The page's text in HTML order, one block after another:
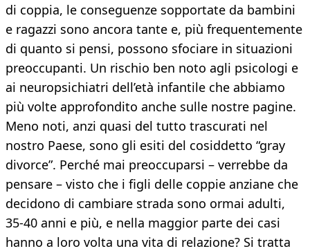
di coppia, le conseguenze sopportate da bambini
e ragazzi sono ancora tante e, più frequentemente
di quanto si pensi, possono sfociare in situazioni
preoccupanti. Un rischio ben noto agli psicologi e
ai neuropsichiatri dell’età infantile che abbiamo
più volte approfondito anche sulle nostre pagine.
Meno noti, anzi quasi del tutto trascurati nel
nostro Paese, sono gli esiti del cosiddetto “gray
divorce”. Perché mai preoccuparsi – verrebbe da
pensare – visto che i figli delle coppie anziane che
decidono di cambiare strada sono ormai adulti,
35-40 anni e più, e nella maggior parte dei casi
hanno a loro volta una vita di relazione? Si tratta